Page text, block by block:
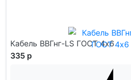
Кабель ВВГнг-LS ГОСТ 4x6
335 р